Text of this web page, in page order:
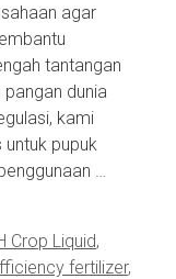
agar
tantangan
dunia
kami
pupuk
…
Crop Liquid,
fertilizer,